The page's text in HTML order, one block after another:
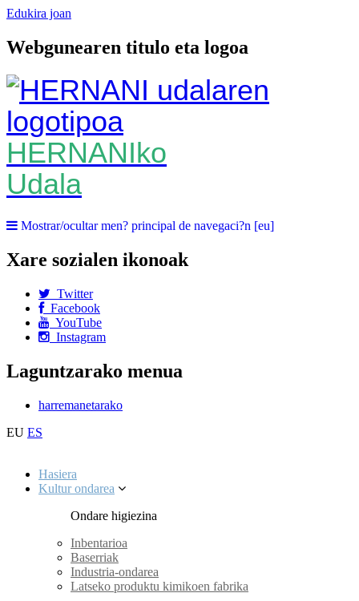
Edukira joan
Webgunearen titulo eta logoa
HERNANIko
Udala
Mostrar/ocultar men? principal de navegaci?n [eu]
Xare sozialen ikonoak
Twitter
Facebook
YouTube
Instagram
Laguntzarako menua
harremanetarako
EU ES
Hasiera
Kultur ondarea
Ondare higiezina
Inbentarioa
Baserriak
Industria-ondarea
Latseko produktu kimikoen fabrika